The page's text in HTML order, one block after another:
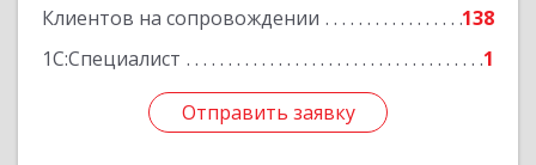
Клиентов на сопровождении
138
1С:Специалист
1
Отправить заявку
Отправить заявку